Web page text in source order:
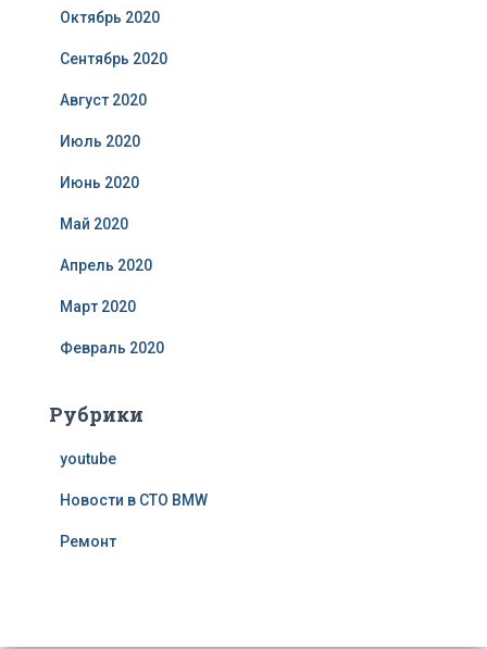
Октябрь 2020
Сентябрь 2020
Август 2020
Июль 2020
Июнь 2020
Май 2020
Апрель 2020
Март 2020
Февраль 2020
Рубрики
youtube
Новости в СТО BMW
Ремонт